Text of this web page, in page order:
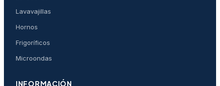
Lavavajillas
Hornos
Frigoríficos
Microondas
INFORMACIÓN